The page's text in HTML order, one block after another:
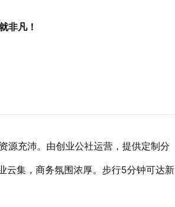
非凡！
源充沛。由创业公社运营，提供定制分
云集，商务氛围浓厚。步行5分钟可达新